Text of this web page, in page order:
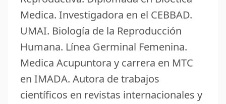
Medica. Investigadora en el CEBBAD.
UMAI. Biología de la Reproducción
Humana. Línea Germinal Femenina.
Medica Acupuntora y carrera en MTC
en IMADA. Autora de trabajos
científicos en revistas internacionales y